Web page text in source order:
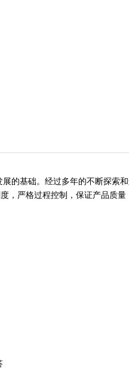
基础。经过多年的不断探索
严格过程控制，保证产品质